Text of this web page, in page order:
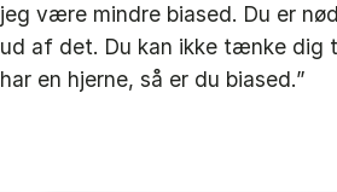
jeg være mindre biased. Du er
ud af det. Du kan ikke tænke dig
har en hjerne, så er du biased.”